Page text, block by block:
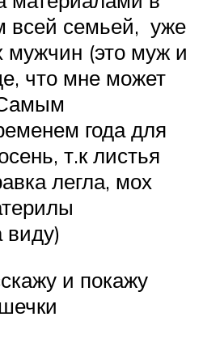
всей семьей, уже
(это муж и
что мне может
года для
т.к листья
легла, мох
виду)
и покажу